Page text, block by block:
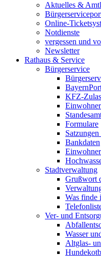
Aktuelles &
Online-
Notdienste
vergessen und
Newsletter
Rathaus & Service
Bürgerservice
KFZ-
Formulare
Bankdaten
Stadtverwaltung
Grußwort
Was finde
Ver- und
Wasser
Altglas-